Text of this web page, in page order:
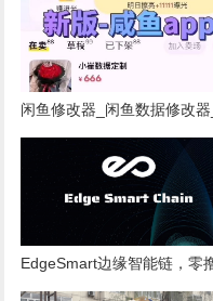
闲鱼修改器_闲鱼数据修改
新版本
EdgeSmart边缘智能链，零
Edge，沃克Volkvolg短视频